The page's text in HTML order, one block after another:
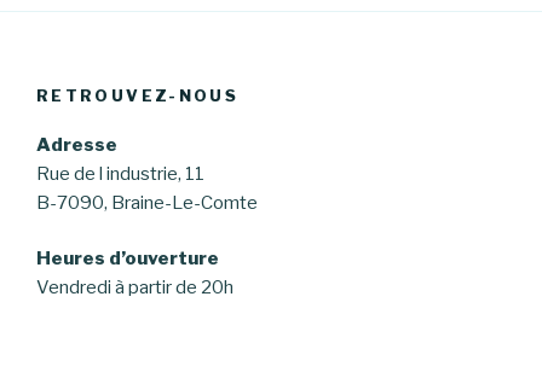
RETROUVEZ-NOUS
Adresse
Rue de l industrie, 11
B-7090, Braine-Le-Comte
Heures d’ouverture
Vendredi à partir de 20h